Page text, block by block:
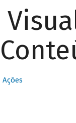
Ações